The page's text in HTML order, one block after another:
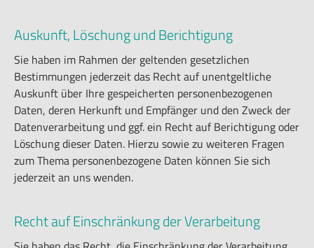
Auskunft, Löschung und Berichtigung
Sie haben im Rahmen der geltenden gesetzlichen
Bestimmungen jederzeit das Recht auf unentgeltliche
Auskunft über Ihre gespeicherten personenbezogenen
Daten, deren Herkunft und Empfänger und den Zweck der
Datenverarbeitung und ggf. ein Recht auf Berichtigung oder
Löschung dieser Daten. Hierzu sowie zu weiteren Fragen
zum Thema personenbezogene Daten können Sie sich
jederzeit an uns wenden.
Recht auf Einschränkung der Verarbeitung